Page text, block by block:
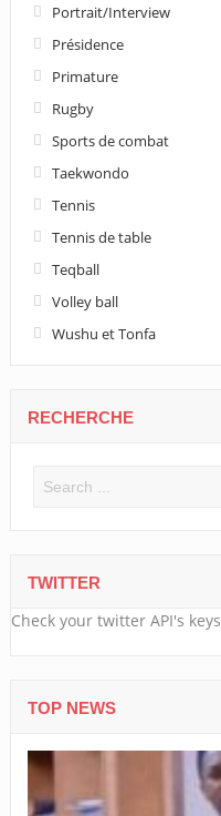
Portrait/Interview
Présidence
Primature
Rugby
Sports de combat
Taekwondo
Tennis
Tennis de table
Teqball
Volley ball
Wushu et Tonfa
RECHERCHE
TWITTER
Check your twitter API's keys
TOP NEWS